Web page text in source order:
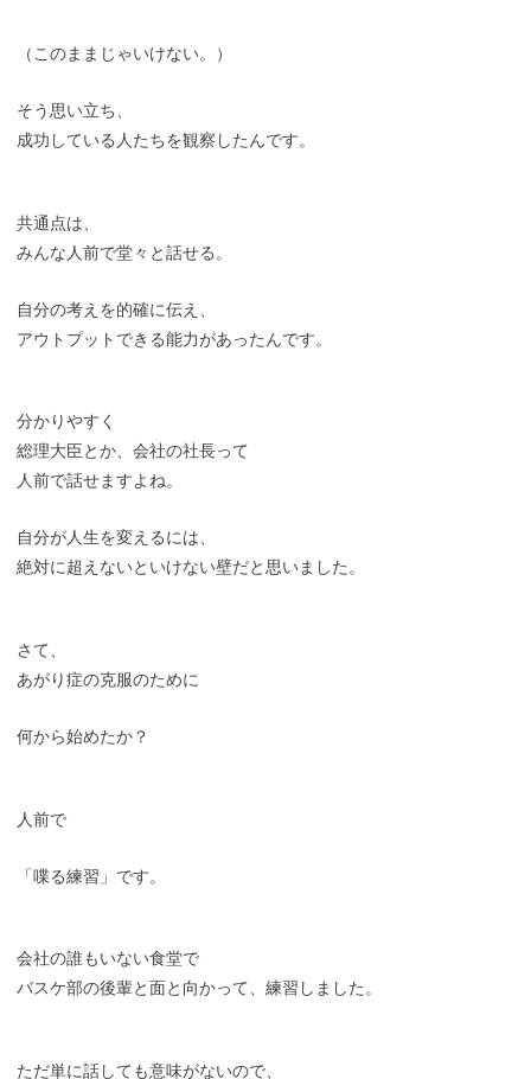
（このままじゃいけない。）
そう思い立ち、
成功している人たちを観察したんです。
共通点は、
みんな人前で堂々と話せる。
自分の考えを的確に伝え、
アウトプットできる能力があったんです。
分かりやすく
総理大臣とか、会社の社長って
人前で話せますよね。
自分が人生を変えるには、
絶対に超えないといけない壁だと思いました。
さて、
あがり症の克服のために
何から始めたか？
人前で
「喋る練習」です。
会社の誰もいない食堂で
バスケ部の後輩と面と向かって、練習しました。
ただ単に話しても意味がないので、